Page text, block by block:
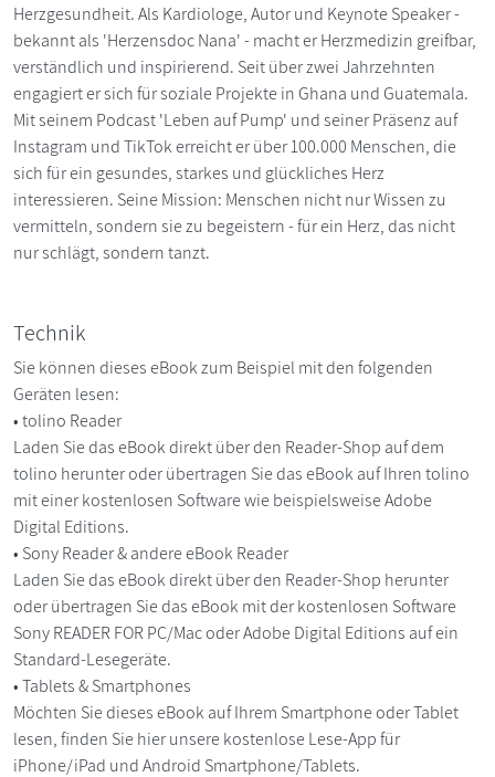
Herzgesundheit. Als Kardiologe, Autor und Keynote Speaker -
bekannt als 'Herzensdoc Nana' - macht er Herzmedizin greifbar,
verständlich und inspirierend. Seit über zwei Jahrzehnten
engagiert er sich für soziale Projekte in Ghana und Guatemala.
Mit seinem Podcast 'Leben auf Pump' und seiner Präsenz auf
Instagram und TikTok erreicht er über 100.000 Menschen, die
sich für ein gesundes, starkes und glückliches Herz
interessieren. Seine Mission: Menschen nicht nur Wissen zu
vermitteln, sondern sie zu begeistern - für ein Herz, das nicht
nur schlägt, sondern tanzt.
Technik
Sie können dieses eBook zum Beispiel mit den folgenden
Geräten lesen:
• tolino Reader
Laden Sie das eBook direkt über den Reader-Shop auf dem
tolino herunter oder übertragen Sie das eBook auf Ihren tolino
mit einer kostenlosen Software wie beispielsweise Adobe
Digital Editions.
• Sony Reader & andere eBook Reader
Laden Sie das eBook direkt über den Reader-Shop herunter
oder übertragen Sie das eBook mit der kostenlosen Software
Sony READER FOR PC/Mac oder Adobe Digital Editions auf ein
Standard-Lesegeräte.
• Tablets & Smartphones
Möchten Sie dieses eBook auf Ihrem Smartphone oder Tablet
lesen, finden Sie hier unsere kostenlose Lese-App für
iPhone/iPad und Android Smartphone/Tablets.